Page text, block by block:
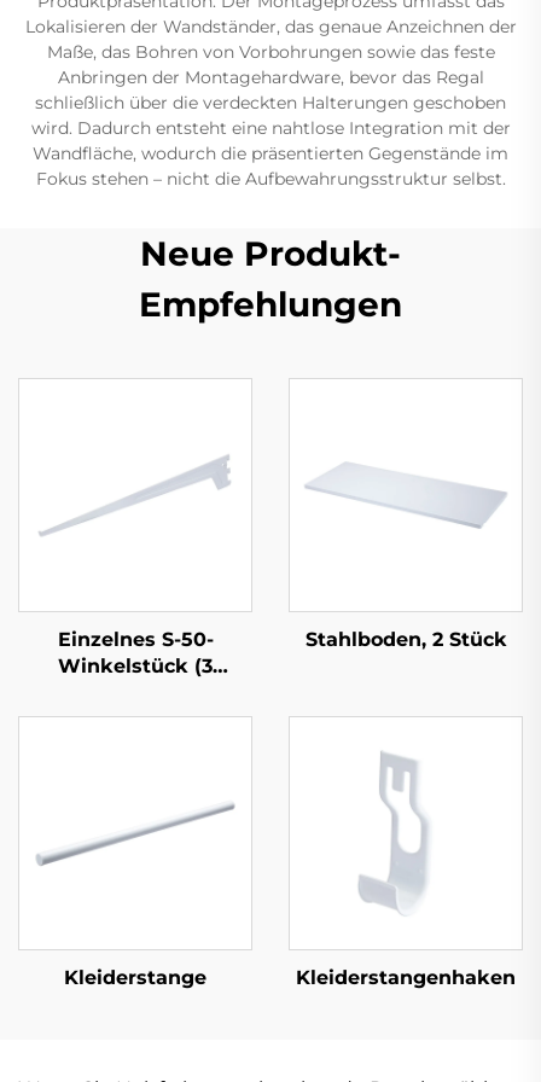
Lokalisieren der Wandständer, das genaue Anzeichnen der
Maße, das Bohren von Vorbohrungen sowie das feste
Anbringen der Montagehardware, bevor das Regal
schließlich über die verdeckten Halterungen geschoben
wird. Dadurch entsteht eine nahtlose Integration mit der
Wandfläche, wodurch die präsentierten Gegenstände im
Fokus stehen – nicht die Aufbewahrungsstruktur selbst.
Neue Produkt-
Empfehlungen
Einzelnes S-50-
Winkelstück (3
Stahlboden, 2 Stück
Kleiderstange Kleiderstangenhaken